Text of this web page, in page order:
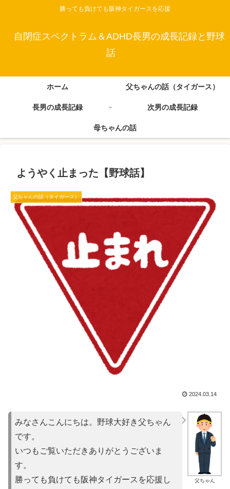
勝っても負けても阪神タイガースを応援
自閉症スペクトラム＆ADHD長男の成長記録と野球
話
ホーム 父ちゃんの話（タイガース）
長男の成長記録 次男の成長記録
母ちゃんの話
ようやく止まった【野球話】
父ちゃんの話（タイガース）
2024.03.14
父ちゃん
みなさんこんにちは。野球大好き父ちゃん
です。
いつもご覧いただきありがとうございま
す。
勝っても負けても阪神タイガースを応援し